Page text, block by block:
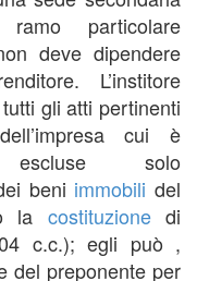
particolare
deve dipendere
L’institore
gli atti pertinenti
cui è
escluse solo
beni immobili del
la costituzionedi
c.c.); egli può ,
del preponente per